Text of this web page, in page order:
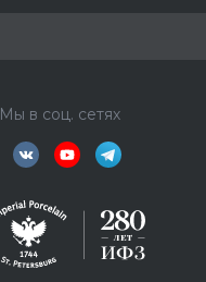
Мы в соц. сетях